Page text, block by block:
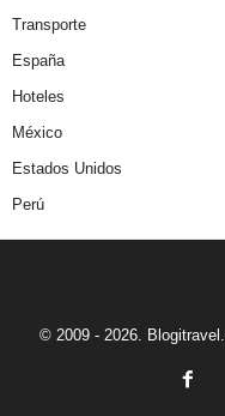
Transporte
España
Hoteles
México
Estados Unidos
Perú
© 2009 - 2026.